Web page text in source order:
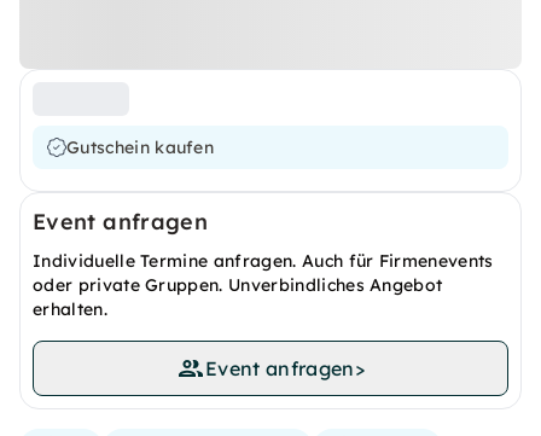
Gutschein kaufen
Event anfragen
Individuelle Termine anfragen. Auch für Firmenevents
oder private Gruppen. Unverbindliches Angebot
erhalten.
Event anfragen>